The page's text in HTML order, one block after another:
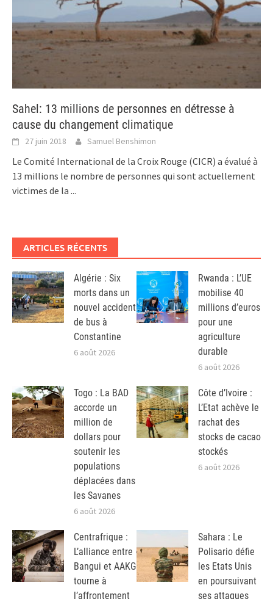
Sahel: 13 millions de personnes en détresse à
cause du changement climatique
27 juin 2018 Samuel Benshimon
Le Comité International de la Croix Rouge (CICR) a évalué à
13 millions le nombre de personnes qui sont actuellement
victimes de la ...
ARTICLES RÉCENTS
Algérie : Six
morts dans un
nouvel accident
de bus à
Constantine
6 août 2026
Rwanda : L’UE
mobilise 40
millions d’euros
pour une
agriculture
durable
6 août 2026
Togo : La BAD
accorde un
million de
dollars pour
soutenir les
populations
déplacées dans
les Savanes
6 août 2026
Côte d’Ivoire :
L’Etat achève le
rachat des
stocks de cacao
stockés
6 août 2026
Centrafrique :
L’alliance entre
Bangui et AAKG
tourne à
l’affrontement
Sahara : Le
Polisario défie
les Etats Unis
en poursuivant
ses attaques